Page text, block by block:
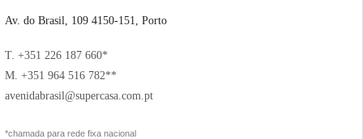
Av. do Brasil, 109 4150-151, Porto
T. +351 226 187 660*
M. +351 964 516 782**
avenidabrasil@supercasa.com.pt
*chamada para rede fixa nacional